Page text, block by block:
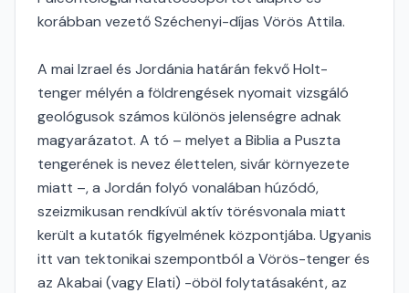
korábban vezető Széchenyi-díjas Vörös Attila.
A mai Izrael és Jordánia határán fekvő Holt-
tenger mélyén a földrengések nyomait vizsgáló
geológusok számos különös jelenségre adnak
magyarázatot. A tó – melyet a Biblia a Puszta
tengerének is nevez élettelen, sivár környezete
miatt –, a Jordán folyó vonalában húzódó,
szeizmikusan rendkívül aktív törésvonala miatt
került a kutatók figyelmének központjába. Ugyanis
itt van tektonikai szempontból a Vörös-tenger és
az Akabai (vagy Elati) -öböl folytatásaként, az